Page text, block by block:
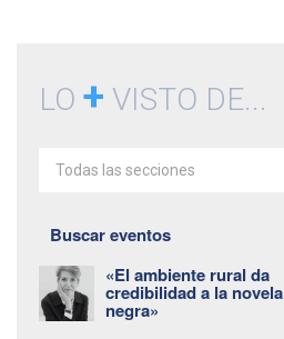
LO + VISTO DE...
Todas las secciones
Buscar eventos
«El ambiente rural da
credibilidad a la novela
negra»